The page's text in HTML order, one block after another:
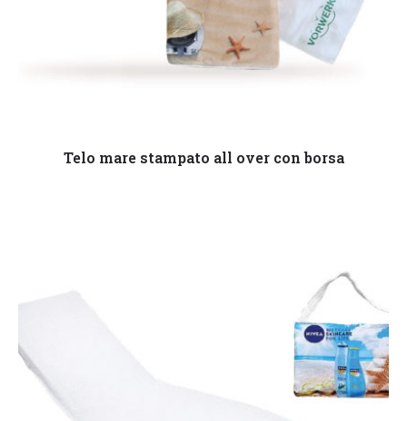
Leggi tutto
Telo mare stampato all over con borsa